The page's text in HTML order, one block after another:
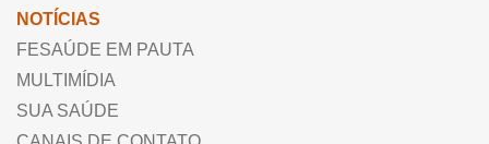
NOTÍCIAS
FESAÚDE EM PAUTA
MULTIMÍDIA
SUA SAÚDE